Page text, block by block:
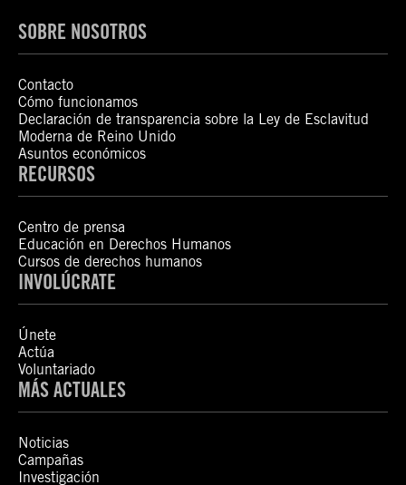
SOBRE NOSOTROS
Contacto
Cómo funcionamos
Declaración de transparencia sobre la Ley de Esclavitud
Moderna de Reino Unido
Asuntos económicos
RECURSOS
Centro de prensa
Educación en Derechos Humanos
Cursos de derechos humanos
INVOLÚCRATE
Únete
Actúa
Voluntariado
MÁS ACTUALES
Noticias
Campañas
Investigación